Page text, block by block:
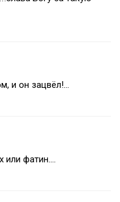
и он зацвёл!...
или фатин....